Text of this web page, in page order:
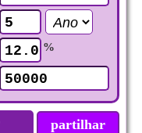
%
partilhar